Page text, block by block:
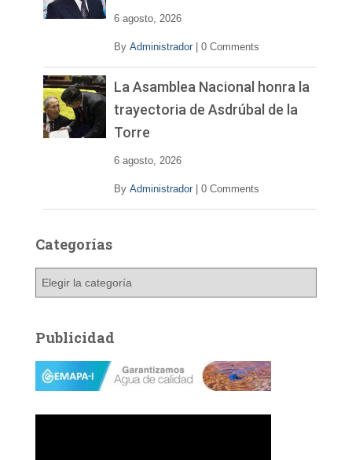
6 agosto, 2026
By Administrador 0 Comments
La Asamblea Nacional honra la
trayectoria de Asdrúbal de la
Torre
6 agosto, 2026
By Administrador 0 Comments
Categorías
g
o
a
Publicidad